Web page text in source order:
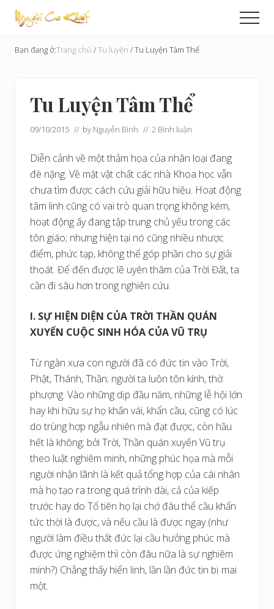
Menu
Skip
content
qua
sidebar
Tạo
Hoàn
Bạn đang ở:Trang chủ /Tu luyện /Tu Luyện Tâm Thể
Tu Luyện Tâm Thể
09/10/2015 // by Nguyễn Bình // 2 Bình luận
Diễn cảnh về một thảm họa của nhân loại đang
đè nặng. Về mặt vật chất các nhà Khoa học vẫn
chưa tìm được cách cứu giải hữu hiệu. Hoạt động
tâm linh cũng có vai trò quan trọng không kém,
hoạt động ấy đang tập trung chủ yếu trong các
tôn giáo; nhưng hiện tại nó cũng nhiều nhược
điểm, phức tạp, không thể góp phần cho sự giải
thoát. Để đến được lẽ uyên thâm của Trời Đất, ta
cần đi sâu hơn trong nghiên cứu.
I. SỰ HIỆN DIỆN CỦA TRỜI THẦN QUÁN
XUYẾN CUỘC SINH HÓA CỦA VŨ TRỤ
Từ ngàn xưa con người đã có đức tin vào Trời,
Phật, Thánh, Thần; người ta luôn tôn kính, thờ
phượng. Vào những dịp đầu năm, những lễ hội lớn
hay khi hữu sự họ khấn vái, khẩn cầu, cũng có lúc
do trùng hợp ngẫu nhiên mà đạt được, còn hầu
hết là không; bởi Trời, Thần quán xuyến Vũ trụ
theo luật nghiêm minh, những phúc họa mà mỗi
người nhận lãnh là kết quả tổng hợp của cái nhân
mà họ tạo ra trong quá trình dài, cả của kiếp
trước hay do Tổ tiên họ lại chớ đâu thể cầu khẩn
tức thời là được, và nếu cầu là được ngay (như
người làm điều thất đức lại cầu hưởng phúc mà
được ứng nghiệm thì còn đâu nữa là sự nghiêm
minh?) Chẳng thấy hiển linh, lần lần đức tin bị mai
một.